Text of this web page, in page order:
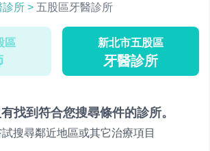
診所 > 五股區牙醫診所
區 新北市五股區
牙醫診所
找到符合您搜尋條件的診所。
搜尋鄰近地區或其它治療項目